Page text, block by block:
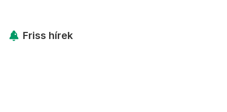
Friss hírek